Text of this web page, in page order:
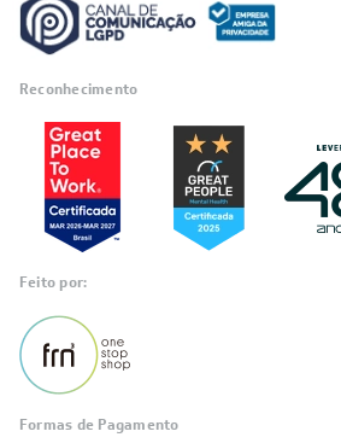
Reconhecimento
Feito por:
Formas de Pagamento